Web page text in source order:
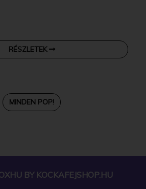
RÉSZLETEK
MINDEN POP!
BY KOCKAFEJSHOP.HU